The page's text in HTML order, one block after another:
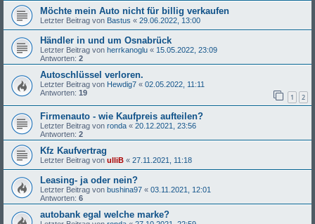
Möchte mein Auto nicht für billig verkaufen
Letzter Beitrag von Bastus « 29.06.2022, 13:00
Händler in und um Osnabrück
Letzter Beitrag von herrkanoglu « 15.05.2022, 23:09
Antworten: 2
Autoschlüssel verloren.
Letzter Beitrag von Hewdig7 « 02.05.2022, 11:11
Antworten: 19 1 2
Firmenauto - wie Kaufpreis aufteilen?
Letzter Beitrag von ronda « 20.12.2021, 23:56
Antworten: 2
Kfz Kaufvertrag
Letzter Beitrag von ulliB « 27.11.2021, 11:18
Leasing- ja oder nein?
Letzter Beitrag von bushina97 « 03.11.2021, 12:01
Antworten: 6
autobank egal welche marke?